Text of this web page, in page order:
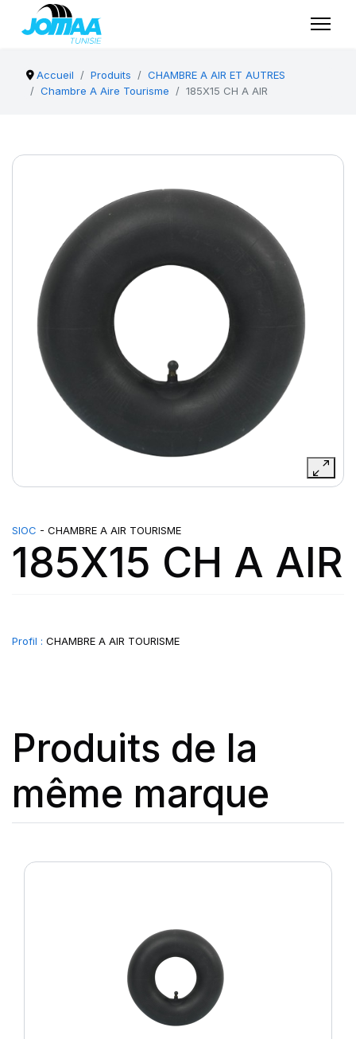
Accueil Produits
CHAMBRE A AIR ET AUTRES
Chambre A Aire Tourisme
185X15 CH A AIR
SIOC - CHAMBRE A AIR TOURISME
185X15 CH A AIR
Profil : CHAMBRE A AIR TOURISME
Produits de la
même marque